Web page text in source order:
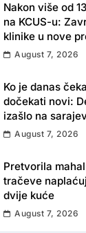
Nakon više od
na KCUS-u:
klinike u nove
August 7, 2026
Ko je danas
dočekati novi:
izašlo na
August 7, 2026
Pretvorila
tračeve
dvije kuće
August 7, 2026